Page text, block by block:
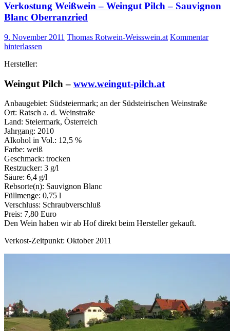
Verkostung Weißwein – Weingut Pilch – Sauvignon
Blanc Oberranzried
9. November 2011 Thomas Rotwein-Weisswein.at Kommentar
hinterlassen
Hersteller:
Weingut Pilch – www.weingut-pilch.at
Anbaugebiet: Südsteiermark; an der Südsteirischen Weinstraße
Ort: Ratsch a. d. Weinstraße
Land: Steiermark, Österreich
Jahrgang: 2010
Alkohol in Vol.: 12,5 %
Farbe: weiß
Geschmack: trocken
Restzucker: 3 g/l
Säure: 6,4 g/l
Rebsorte(n): Sauvignon Blanc
Füllmenge: 0,75 l
Verschluss: Schraubverschluß
Preis: 7,80 Euro
Den Wein haben wir ab Hof direkt beim Hersteller gekauft.
Verkost-Zeitpunkt: Oktober 2011